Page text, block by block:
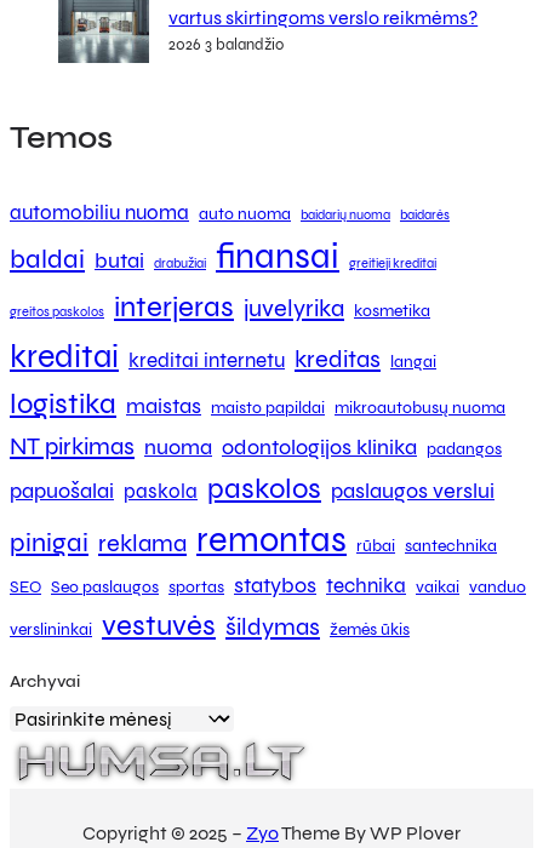
vartus skirtingoms verslo reikmėms?
2026 3 balandžio
Temos
automobiliu nuoma auto nuoma baidarių nuoma baidarės
baldai butai drabužiai finansai greitieji kreditai
greitos paskolos interjeras juvelyrika kosmetika
kreditai kreditai internetu kreditas langai
logistika maistas maisto papildai mikroautobusų nuoma
NT pirkimas nuoma odontologijos klinika padangos
papuošalai paskola paskolos paslaugos verslui
pinigai reklama remontas rūbai santechnika
SEO Seo paslaugos sportas statybos technika vaikai vanduo
verslininkai vestuvės šildymas žemės ūkis
Archyvai
Copyright © 2025 – ZyoTheme By WP Plover